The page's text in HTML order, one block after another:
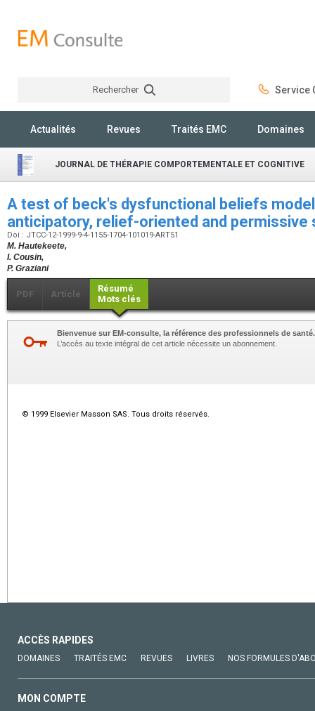
Rechercher Service
Actualités Revues Traités EMC Domaines
JOURNAL DE THÉRAPIE COMPORTEMENTALE ET COGNITIVE
A test of beck's dysfunctional beliefs
anticipatory, relief-oriented and permissive
Doi : JTCC-12-1999-9-4-1155-1704-101019-ART51
M. Hautekeete,
I. Cousin,
P. Graziani
PDF Article
Résumé
Mots clés
Bienvenue sur EM-consulte, la référence des professionnels de santé.
L’accès au texte intégral de cet article nécessite un abonnement.
© 1999 Elsevier Masson SAS. Tous droits réservés.
ACCÈS RAPIDES
DOMAINES TRAITÉS EMC REVUES LIVRES NOS FORMULES
MON COMPTE